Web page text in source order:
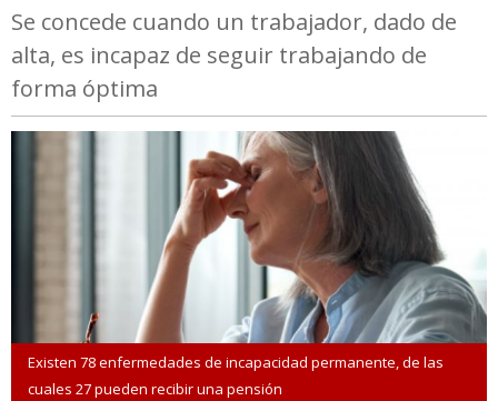
Se concede cuando un trabajador, dado de
alta, es incapaz de seguir trabajando de
forma óptima
Existen 78 enfermedades de incapacidad permanente, de las
cuales 27 pueden recibir una pensión